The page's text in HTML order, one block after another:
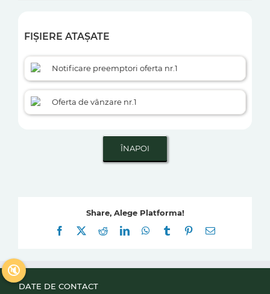
FIȘIERE ATAȘATE
Notificare preemptori oferta nr.1
Oferta de vânzare nr.1
Share, Alege Platforma!
Facebook
RedditLinkedInWhatsApp
Tumblr Pinterest
E-
DATE DE CONTACT
🔇